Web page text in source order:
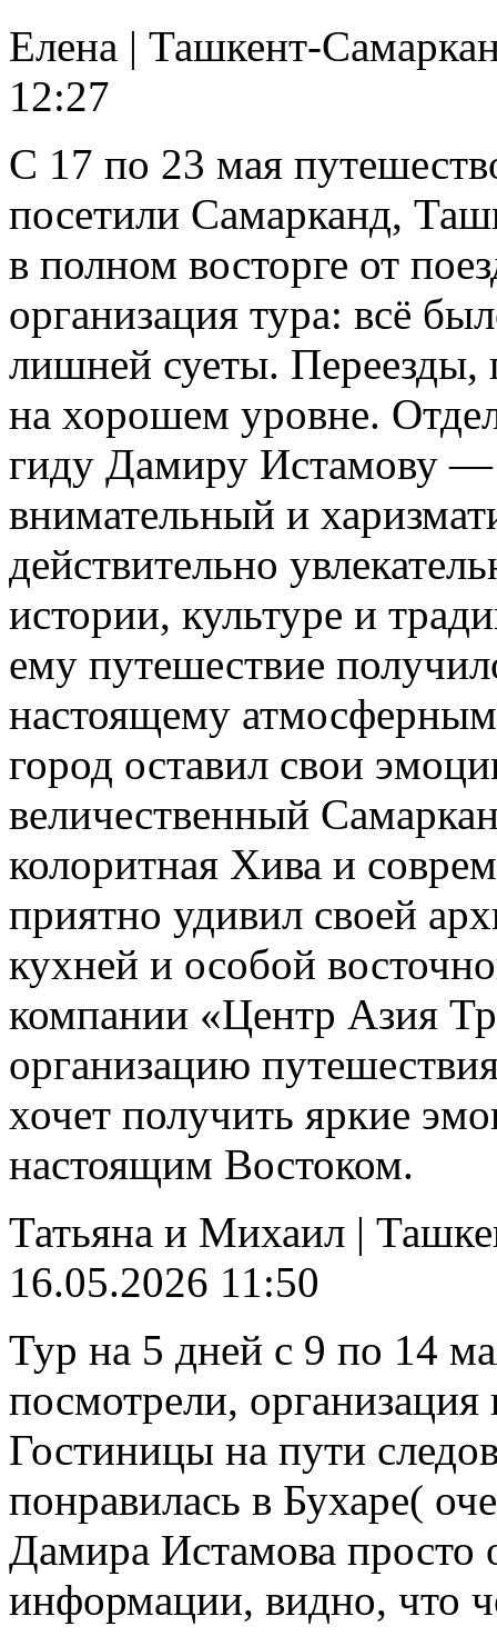
Елена | Ташкент-
12:27
С 17 по 23 мая
посетили Самарканд,
в полном восторге от
организация тура: всё
лишней суеты. Переезды,
на хорошем уровне.
гиду Дамиру Истамову —
внимательный и
действительно
истории, культуре и
ему путешествие
настоящему
город оставил свои
величественный
колоритная Хива и
приятно удивил своей
кухней и особой
компании «Центр Азия
организацию
хочет получить яркие
настоящим Востоком.
Татьяна и Михаил |
16.05.2026 11:50
Тур на 5 дней с 9 по 14
посмотрели,
Гостиницы на пути
понравилась в Бухаре(
Дамира Истамова просто
информации, видно, что